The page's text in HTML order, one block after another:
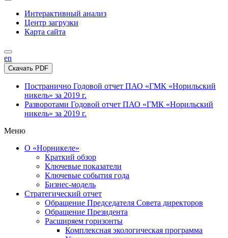
Интерактивный анализ
Центр загрузки
Карта сайта
en
Скачать PDF
Постранично Годовой отчет ПАО «ГМК «Норильский
никель» за 2019 г.
Разворотами Годовой отчет ПАО «ГМК «Норильский
никель» за 2019 г.
Меню
О «Норникеле»
Краткий обзор
Ключевые показатели
Ключевые события года
Бизнес-модель
Стратегический отчет
Обращение Председателя Совета директоров
Обращение Президента
Расширяем горизонты
Комплексная экологическая программа